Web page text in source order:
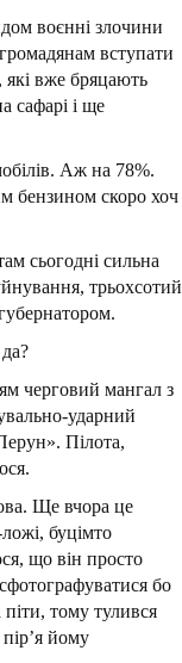
воєнні злочини
вступати
які вже бряцають
сафарі і ще
Аж на 78%.
бензином скоро хоч
сьогодні сильна
трьохсотий
черговий мангал з
ударний
Пілота,
Ще вчора це
буцімто
що він просто
бо
тому тулився
йому